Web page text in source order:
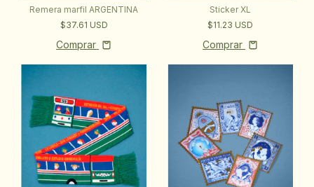
Remera marfil ARGENTINA
$37.61 USD
Comprar
Sticker XL
$11.23 USD
Comprar